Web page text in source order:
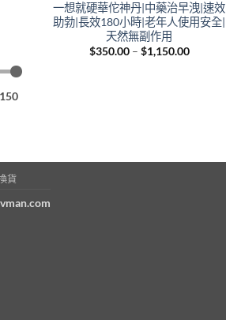
一想就硬華佗神丹|中藥治早洩|速效
助勃|長效180小時|老年人使用安全|
天然無副作用
$350.00 – $1,150.00Price
貨